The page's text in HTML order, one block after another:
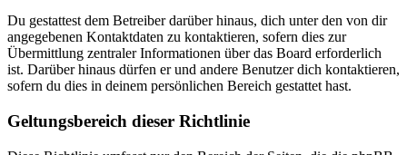
Du gestattest dem Betreiber darüber hinaus, dich unter den von dir
angegebenen Kontaktdaten zu kontaktieren, sofern dies zur
Übermittlung zentraler Informationen über das Board erforderlich
ist. Darüber hinaus dürfen er und andere Benutzer dich kontaktieren,
sofern du dies in deinem persönlichen Bereich gestattet hast.
Geltungsbereich dieser Richtlinie